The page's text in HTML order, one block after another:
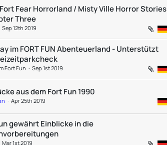
Fear Horrorland / Misty Ville Horror Stories
Three
Sep 12th 2019
im FORT FUN Abenteuerland - Unterstützt
Fort Fun Sep 1st 2019
aus dem Fort Fun 1990
Apr 25th 2019
gewährt Einblicke in die
Mar 1st 2019